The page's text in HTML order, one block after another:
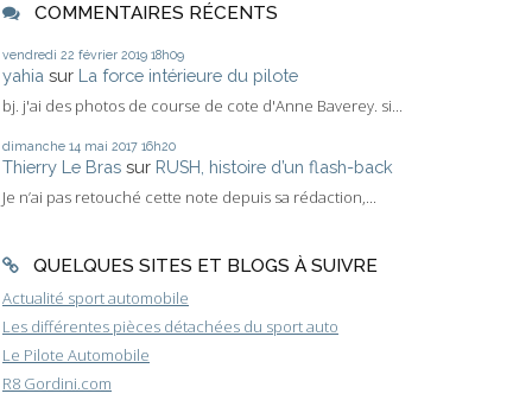
COMMENTAIRES RÉCENTS
vendredi 22 février 2019 18h09
yahia sur La force intérieure du pilote
bj. j'ai des photos de course de cote d'Anne Baverey. si...
dimanche 14 mai 2017 16h20
Thierry Le Bras sur RUSH, histoire d’un flash-back
Je n’ai pas retouché cette note depuis sa rédaction,...
QUELQUES SITES ET BLOGS À SUIVRE
Actualité sport automobile
Les différentes pièces détachées du sport auto
Le Pilote Automobile
R8 Gordini.com